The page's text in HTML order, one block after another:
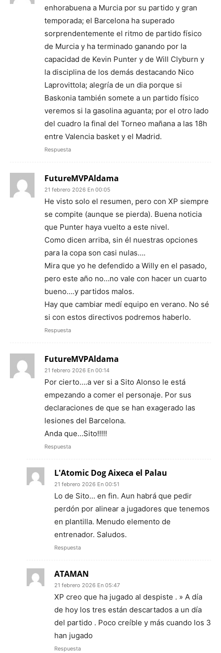
enhorabuena a Murcia por su partido y gran
temporada; el Barcelona ha superado
sorprendentemente el ritmo de partido físico
de Murcia y ha terminado ganando por la
capacidad de Kevin Punter y de Will Clyburn y
la disciplina de los demás destacando Nico
Laprovittola; alegría de un dia porque si
Baskonia también somete a un partido físico
veremos si la gasolina aguanta; por el otro lado
del cuadro la final del Torneo mañana a las 18h
entre Valencia basket y el Madrid.
Respuesta
FutureMVPAldama
21 febrero 2026 En 00:05
He visto solo el resumen, pero con XP siempre
se compite (aunque se pierda). Buena noticia
que Punter haya vuelto a este nivel.
Como dicen arriba, sin él nuestras opciones
para la copa son casi nulas….
Mira que yo he defendido a Willy en el pasado,
pero este año no…no vale con hacer un cuarto
bueno….y partidos malos.
Hay que cambiar medí equipo en verano. No sé
si con estos directivos podremos haberlo.
Respuesta
FutureMVPAldama
21 febrero 2026 En 00:14
Por cierto….a ver si a Sito Alonso le está
empezando a comer el personaje. Por sus
declaraciones de que se han exagerado las
lesiones del Barcelona.
Anda que…Sito!!!!!
Respuesta
L'Atomic Dog Aixeca el Palau
21 febrero 2026 En 00:51
Lo de Sito… en fin. Aun habrá que pedir
perdón por alinear a jugadores que tenemos
en plantilla. Menudo elemento de
entrenador. Saludos.
Respuesta
ATAMAN
21 febrero 2026 En 05:47
XP creo que ha jugado al despiste . » A día
de hoy los tres están descartados a un día
del partido . Poco creíble y más cuando los 3
han jugado
Respuesta